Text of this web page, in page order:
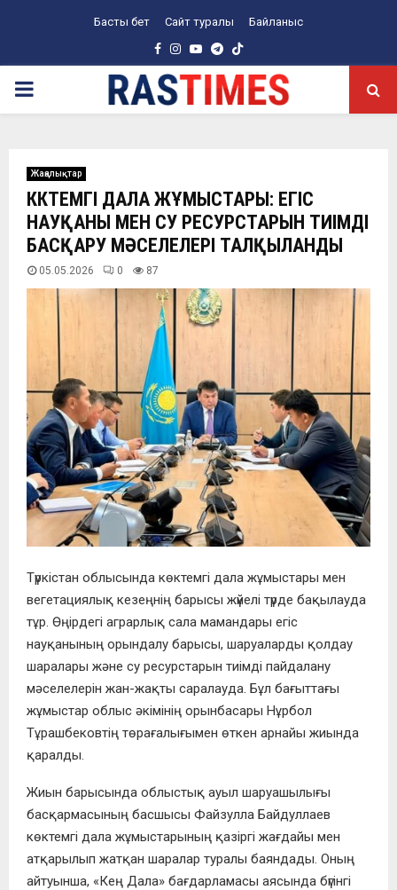
Басты бет Сайт туралы Байланыс
Facebook
Instagram
YoutubeTelegram
PRIMARY
Жаңалықтар
КӨКТЕМГІ ДАЛА ЖҰМЫСТАРЫ: ЕГІС
НАУҚАНЫ МЕН СУ РЕСУРСТАРЫН ТИІМДІ
БАСҚАРУ МӘСЕЛЕЛЕРІ ТАЛҚЫЛАНДЫ
05.05.2026 0 87
Түркістан облысында көктемгі дала жұмыстары мен
вегетациялық кезеңнің барысы жүйелі түрде бақылауда
тұр. Өңірдегі аграрлық сала мамандары егіс
науқанының орындалу барысы, шаруаларды қолдау
шаралары және су ресурстарын тиімді пайдалану
мәселелерін жан-жақты саралауда. Бұл бағыттағы
жұмыстар облыс әкімінің орынбасары Нұрбол
Тұрашбековтің төрағалығымен өткен арнайы жиында
қаралды.
Жиын барысында облыстық ауыл шаруашылығы
басқармасының басшысы Файзулла Байдуллаев
көктемгі дала жұмыстарының қазіргі жағдайы мен
атқарылып жатқан шаралар туралы баяндады. Оның
айтуынша, «Кең Дала» бағдарламасы аясында бүгінгі